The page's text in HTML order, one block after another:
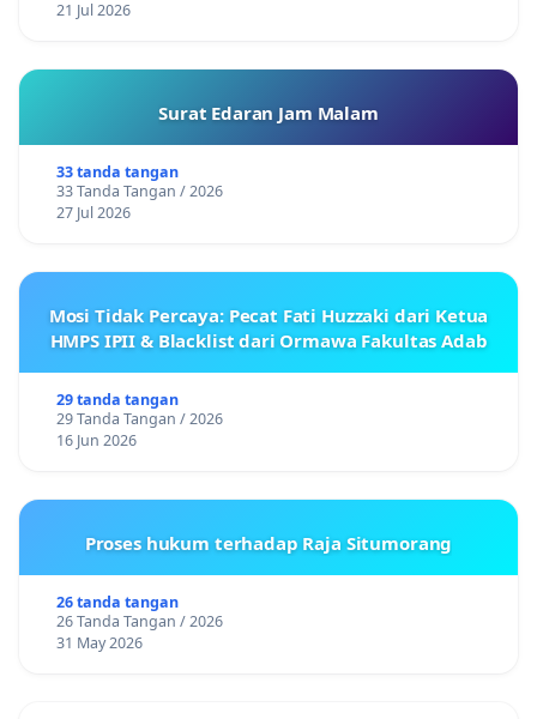
21 Jul 2026
Surat Edaran Jam Malam
33 tanda tangan
33 Tanda Tangan / 2026
27 Jul 2026
Mosi Tidak Percaya: Pecat Fati Huzzaki dari Ketua
HMPS IPII & Blacklist dari Ormawa Fakultas Adab
29 tanda tangan
29 Tanda Tangan / 2026
16 Jun 2026
Proses hukum terhadap Raja Situmorang
26 tanda tangan
26 Tanda Tangan / 2026
31 May 2026